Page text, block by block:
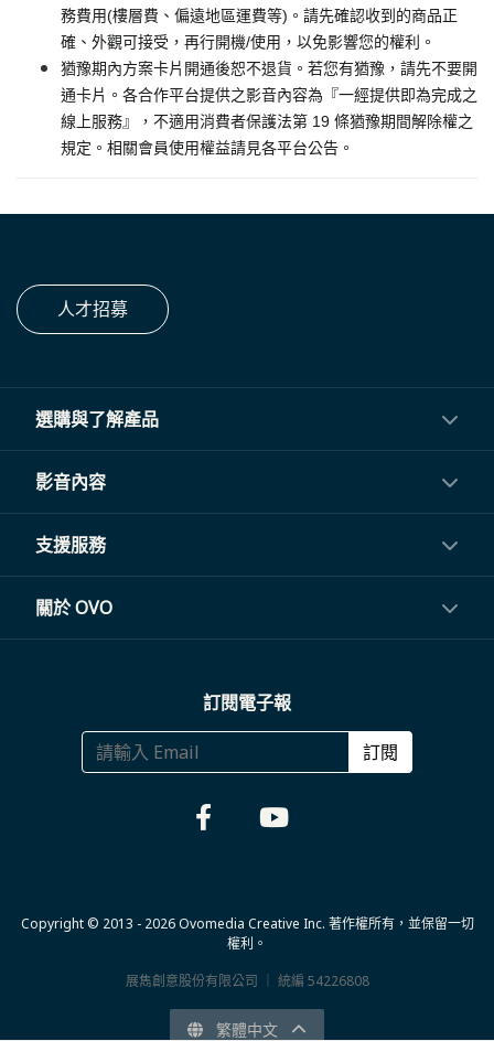
務費用(樓層費、偏遠地區運費等)。請先確認收到的商品正
確、外觀可接受，再行開機/使用，以免影響您的權利。
猶豫期內方案卡片開通後恕不退貨。若您有猶豫，請先不要開
通卡片。各合作平台提供之影音內容為『一經提供即為完成之
線上服務』，不適用消費者保護法第 19 條猶豫期間解除權之
規定。相關會員使用權益請見各平台公告。
人才招募
選購與了解產品
投影機
閨蜜機與電視
電視盒與周邊
福利品專區
影音內容
影音訂閱
支援服務
常見問題
關於 OVO
商務合作
訂閱電子報
訂閱
Copyright © 2013 - 2026 Ovomedia Creative Inc. 著作權所有，並保留一切
權利。
展雋創意股份有限公司 ｜ 統編 54226808
繁體中文